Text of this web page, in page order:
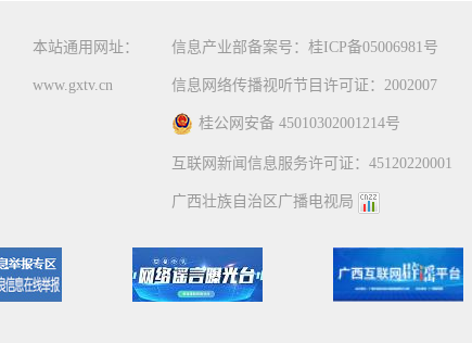
本站通用网址：
www.gxtv.cn
信息产业部备案号：桂ICP备05006981号
信息网络传播视听节目许可证：2002007
桂公网安备 45010302001214号
互联网新闻信息服务许可证：45120220001
广西壮族自治区广播电视局